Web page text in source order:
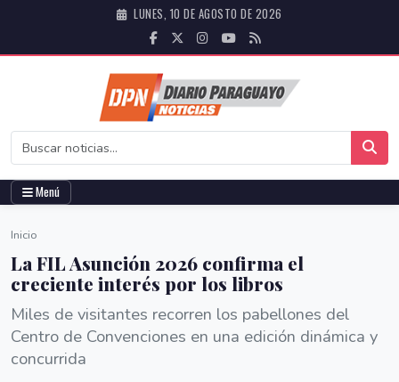
LUNES, 10 DE AGOSTO DE 2026
Menú
Inicio
La FIL Asunción 2026 confirma el
creciente interés por los libros
Miles de visitantes recorren los pabellones del
Centro de Convenciones en una edición dinámica y
concurrida